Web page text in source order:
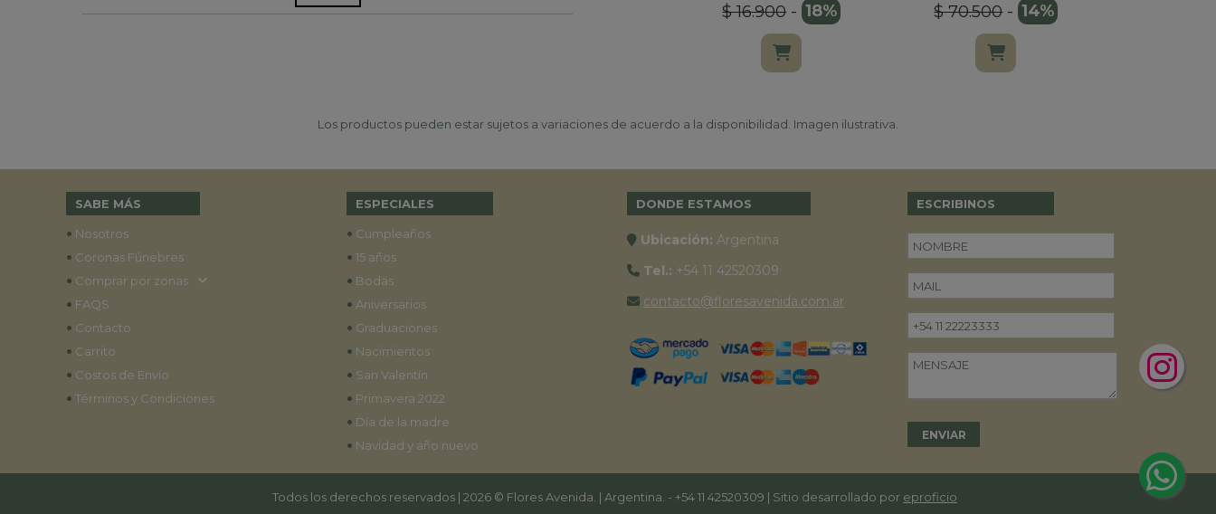
$ 16.900-18%
$ 70.500-14%
Los productos pueden estar sujetos a variaciones de acuerdo a la disponibilidad. Imagen ilustrativa.
SABE MÁS
• Nosotros
• Coronas Fúnebres
• Comprar por zonas
• FAQS
• Contacto
• Carrito
• Costos de Envío
• Términos y Condiciones
ESPECIALES
• Cumpleaños
• 15 años
• Bodas
• Aniversarios
• Graduaciones
• Nacimientos
• San Valentín
• Primavera 2022
• Día de la madre
• Navidad y año nuevo
DONDE ESTAMOS
Ubicación: Argentina
Tel.: +54 11 42520309
contacto@floresavenida.com.ar
ESCRIBINOS
Todos los derechos reservados | 2026 © Flores Avenida. | Argentina. - +54 11 42520309 | Sitio desarrollado por eproficio